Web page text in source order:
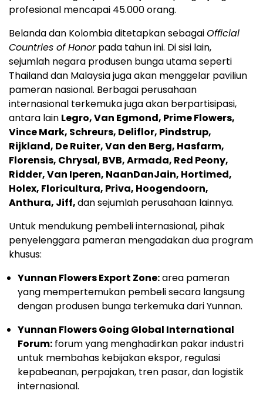
profesional mencapai 45.000 orang.
Belanda dan Kolombia ditetapkan sebagaiOfficial
Countries of Honorpada tahun ini. Di sisi lain,
sejumlah negara produsen bunga utama seperti
Thailand dan Malaysia juga akan menggelar paviliun
pameran nasional. Berbagai perusahaan
internasional terkemuka juga akan berpartisipasi,
antara lain Legro, Van Egmond, Prime Flowers,
Vince Mark, Schreurs, Deliflor, Pindstrup,
Rijkland, De Ruiter, Van den Berg, Hasfarm,
Florensis, Chrysal, BVB, Armada, Red Peony,
Ridder, Van Iperen, NaanDanJain, Hortimed,
Holex, Floricultura, Priva, Hoogendoorn,
Anthura, Jiff,dan sejumlah perusahaan lainnya.
Untuk mendukung pembeli internasional, pihak
penyelenggara pameran mengadakan dua program
khusus:
Yunnan Flowers Export Zone:area pameran
yang mempertemukan pembeli secara langsung
dengan produsen bunga terkemuka dari Yunnan.
Yunnan Flowers Going Global International
Forum: forum yang menghadirkan pakar industri
untuk membahas kebijakan ekspor, regulasi
kepabeanan, perpajakan, tren pasar, dan logistik
internasional.